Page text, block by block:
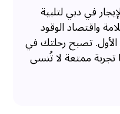
في دبي لتلبية
واقتصاد الوقود
تصبح رحلتك في
ممتعة لا تُنسى